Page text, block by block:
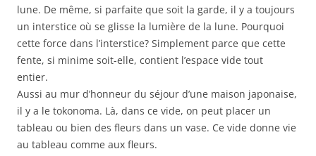
lune. De même, si parfaite que soit la garde, il y a toujours
un interstice où se glisse la lumière de la lune. Pourquoi
cette force dans l’interstice? Simplement parce que cette
fente, si minime soit-elle, contient l’espace vide tout
entier.
Aussi au mur d’honneur du séjour d’une maison japonaise,
il y a le tokonoma. Là, dans ce vide, on peut placer un
tableau ou bien des fleurs dans un vase. Ce vide donne vie
au tableau comme aux fleurs.